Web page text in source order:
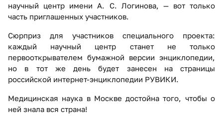
научный центр имени А. С. Логинова, — вот только
часть приглашенных участников.
Сюрприз для участников специального проекта:
каждый научный центр станет не только
первооткрывателем бумажной версии энциклопедии,
но в тот же день будет занесен на страницы
российской интернет-энциклопедии РУВИКИ.
Медицинская наука в Москве достойна того, чтобы о
ней знала вся страна!